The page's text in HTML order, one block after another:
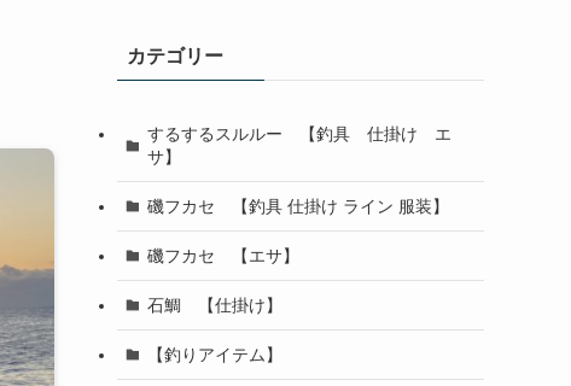
カテゴリー
するするスルルー 【釣具 仕掛け エ
サ】
磯フカセ 【釣具 仕掛け ライン 服装】
磯フカセ 【エサ】
石鯛 【仕掛け】
【釣りアイテム】